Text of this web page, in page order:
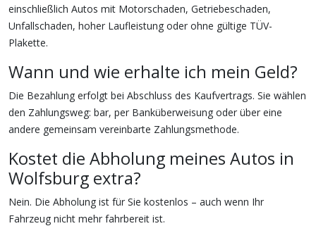
einschließlich Autos mit Motorschaden, Getriebeschaden,
Unfallschaden, hoher Laufleistung oder ohne gültige TÜV-
Plakette.
Wann und wie erhalte ich mein Geld?
Die Bezahlung erfolgt bei Abschluss des Kaufvertrags. Sie wählen
den Zahlungsweg: bar, per Banküberweisung oder über eine
andere gemeinsam vereinbarte Zahlungsmethode.
Kostet die Abholung meines Autos in
Wolfsburg extra?
Nein. Die Abholung ist für Sie kostenlos – auch wenn Ihr
Fahrzeug nicht mehr fahrbereit ist.